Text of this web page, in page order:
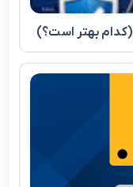
بهتر است؟)